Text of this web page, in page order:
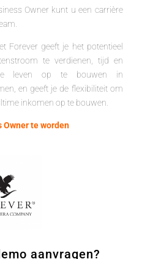
Owner kunt u een carrière
Forever geeft je het potentieel
te verdienen, tijd en
leven op te bouwen in
en geeft je de flexibiliteit om
inkomen op te bouwen.
Owner te worden
aanvragen?